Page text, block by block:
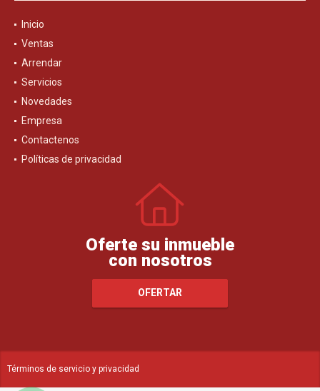
Inicio
Ventas
Arrendar
Servicios
Novedades
Empresa
Contactenos
Políticas de privacidad
Oferte su inmueble
con nosotros
OFERTAR
Términos de servicio y privacidad